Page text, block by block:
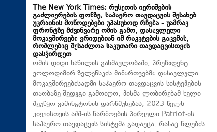
The New York Times: რუსეთის იერიშების
გაძლიერების ფონზე, საჰაერო თავდაცვის შესახებ
უკრაინის მოწოდებები უპასუხოდ რჩება - უამრავ
ფრონტზე მძვინვარე ომის გამო, დასავლელი
მოკავშირეები ერიდებიან იმ რაკეტების გაცემას,
რომლებიც შესაძლოა საკუთარი თავდაცვისთვის
დასჭირდეთ
ომის დიდი ნაწილის განმავლობაში, პრეზიდენტ
ვოლოდიმირ ზელენსკის მიმართვებმა დასავლელი
მოკავშირეებისადმი საჰაერო თავდაცვის სისტემების
თაობაზე შედეგი გამოიღო, მისმა ლობირებამ ხელი
შეუწყო ვაშინგტონის დარწმუნებას, 2023 წელს
კიევისთვის აშშ-ის წარმოების პირველი Patriot-ის
საჰაერო თავდაცვის სისტემა გადაეცა, რასაც წლების